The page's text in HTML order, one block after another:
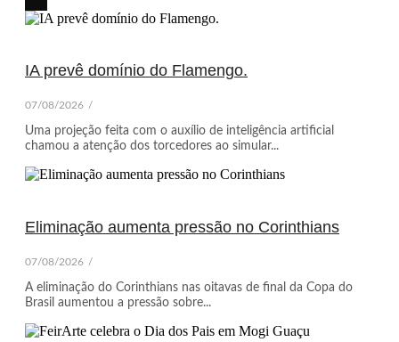
IA prevê domínio do Flamengo.
07/08/2026 /
Uma projeção feita com o auxílio de inteligência artificial
chamou a atenção dos torcedores ao simular...
Eliminação aumenta pressão no Corinthians
07/08/2026 /
A eliminação do Corinthians nas oitavas de final da Copa do
Brasil aumentou a pressão sobre...